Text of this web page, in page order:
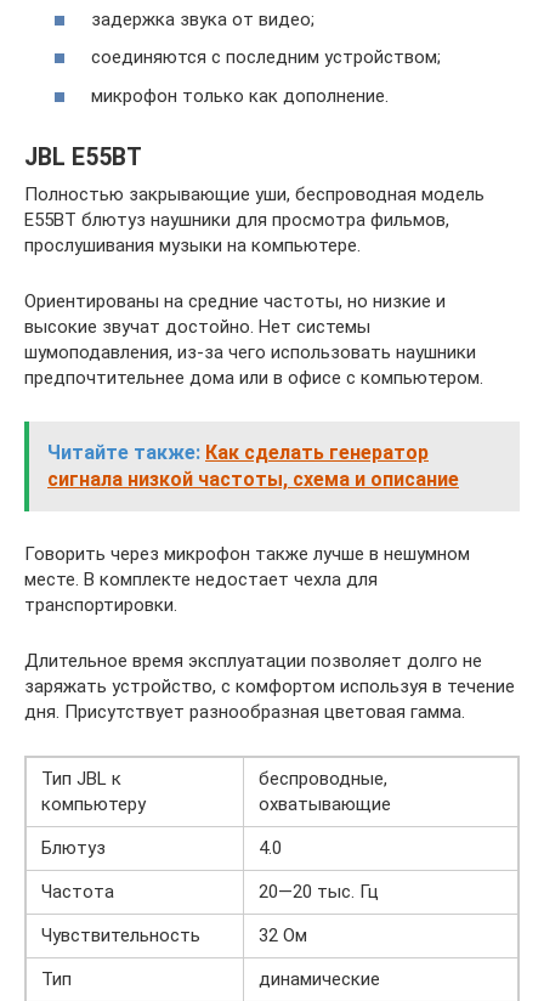
задержка звука от видео;
соединяются с последним устройством;
микрофон только как дополнение.
JBL E55BT
Полностью закрывающие уши, беспроводная модель
E55BT блютуз наушники для просмотра фильмов,
прослушивания музыки на компьютере.
Ориентированы на средние частоты, но низкие и
высокие звучат достойно. Нет системы
шумоподавления, из-за чего использовать наушники
предпочтительнее дома или в офисе с компьютером.
Читайте также: Как сделать генератор
сигнала низкой частоты, схема и описание
Говорить через микрофон также лучше в нешумном
месте. В комплекте недостает чехла для
транспортировки.
Длительное время эксплуатации позволяет долго не
заряжать устройство, с комфортом используя в течение
дня. Присутствует разнообразная цветовая гамма.
Тип JBL к
компьютеру
беспроводные,
охватывающие
Блютуз
4.0
Частота
20—20 тыс. Гц
Чувствительность
32 Ом
Тип
динамические